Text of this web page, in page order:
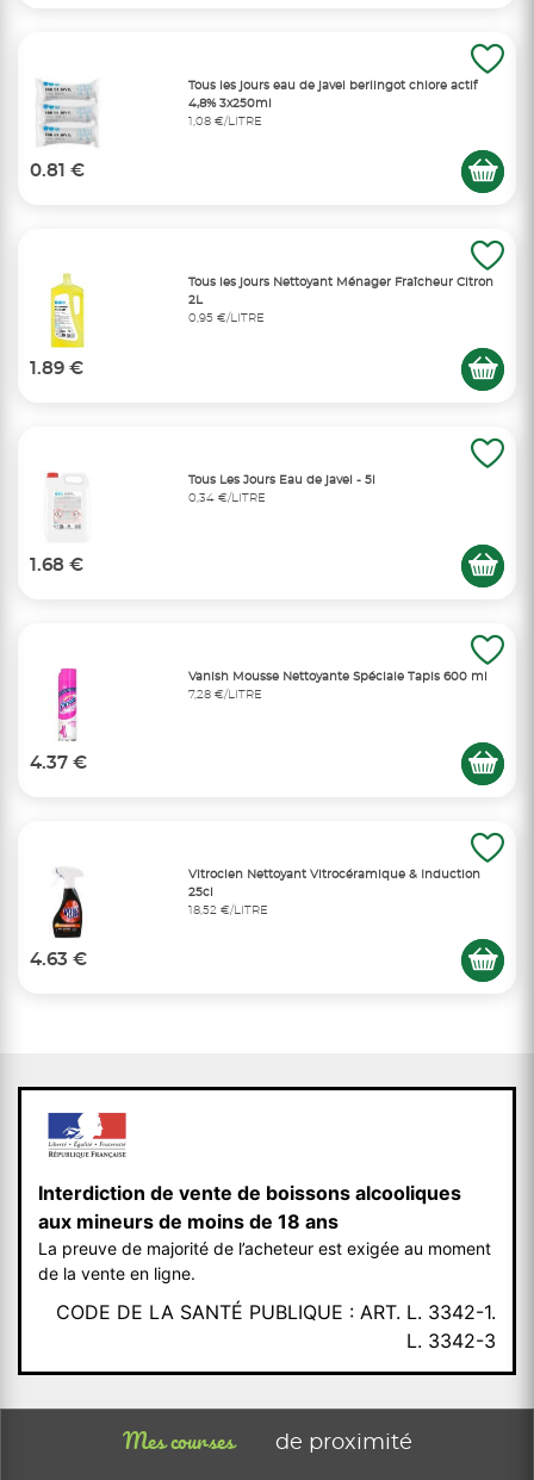
Tous les jours eau de javel berlingot chlore actif
4,8% 3x250ml
1,08 €/LITRE
0.81 €
Tous les jours Nettoyant Ménager Fraîcheur Citron
2L
0,95 €/LITRE
1.89 €
Tous Les Jours Eau de javel - 5l
0,34 €/LITRE
1.68 €
Vanish Mousse Nettoyante Spéciale Tapis 600 ml
7,28 €/LITRE
4.37 €
Vitroclen Nettoyant Vitrocéramique & Induction
25cl
18,52 €/LITRE
4.63 €
Interdiction de vente de boissons alcooliques
aux mineurs de moins de 18 ans
La preuve de majorité de l’acheteur est exigée au moment
de la vente en ligne.
CODE DE LA SANTÉ PUBLIQUE : ART. L. 3342-1.
L. 3342-3
Mes courses de proximité